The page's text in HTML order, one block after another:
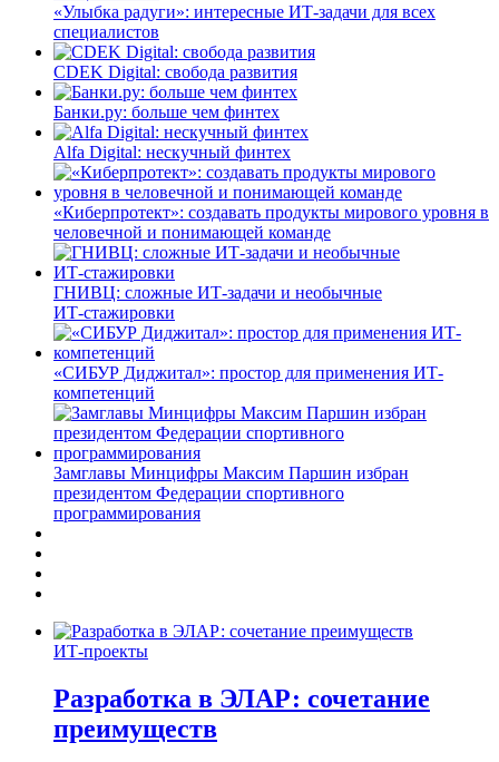
«Улыбка радуги»: интересные ИТ-задачи для всех
специалистов
CDEK Digital: свобода развития
Банки.ру: больше чем финтех
Alfa Digital: нескучный финтех
«Киберпротект»: создавать продукты мирового уровня в
человечной и понимающей команде
ГНИВЦ: сложные ИТ‑задачи и необычные
ИТ‑стажировки
«СИБУР Диджитал»: простор для применения ИТ-
компетенций
Замглавы Минцифры Максим Паршин избран
президентом Федерации спортивного
программирования
ИТ-проекты
Разработка в ЭЛАР: сочетание
преимуществ